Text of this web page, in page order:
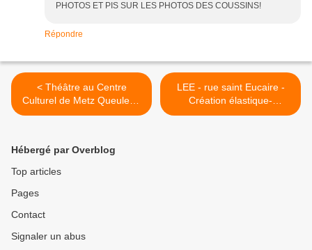
PHOTOS ET PIS SUR LES PHOTOS DES COUSSINS!
Répondre
< Théâtre au Centre
Culturel de Metz Queuleu :
"Equus" avec la Compagnie
Pol Quentin Mise en scène :
Laurent Barbier et Didier
LEE - rue saint Eucaire -
Création élastique-
performance "45 tours", sur
Hébergé par Overblog
Top articles
Pages
Contact
Signaler un abus